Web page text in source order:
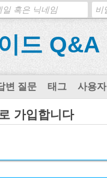
드 Q&A
변 질문 태그 사용자
가입합니다